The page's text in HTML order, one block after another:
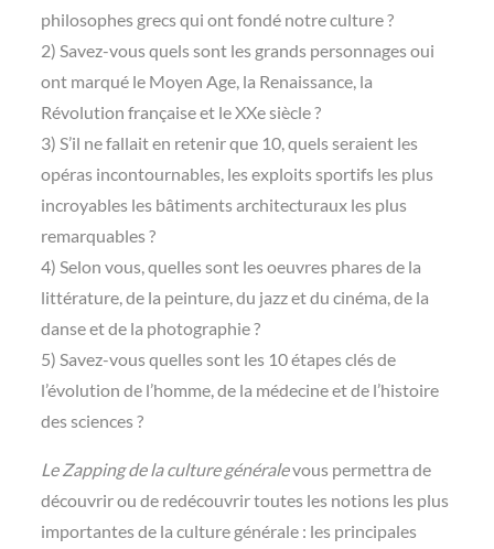
philosophes grecs qui ont fondé notre culture ?
2) Savez-vous quels sont les grands personnages oui
ont marqué le Moyen Age, la Renaissance, la
Révolution française et le XXe siècle ?
3) S’il ne fallait en retenir que 10, quels seraient les
opéras incontournables, les exploits sportifs les plus
incroyables les bâtiments architecturaux les plus
remarquables ?
4) Selon vous, quelles sont les oeuvres phares de la
littérature, de la peinture, du jazz et du cinéma, de la
danse et de la photographie ?
5) Savez-vous quelles sont les 10 étapes clés de
l’évolution de l’homme, de la médecine et de l’histoire
des sciences ?
Le Zapping de la culture généralevous permettra de
découvrir ou de redécouvrir toutes les notions les plus
importantes de la culture générale : les principales